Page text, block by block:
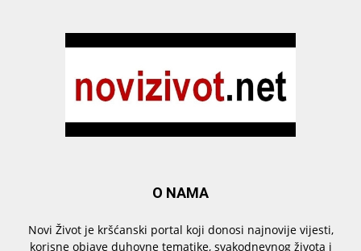
O NAMA
Novi Život je kršćanski portal koji donosi najnovije vijesti,
korisne objave duhovne tematike, svakodnevnog života i